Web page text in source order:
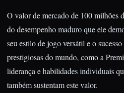
O valor de mercado de 100 milhões
do desempenho maduro que ele
seu estilo de jogo versátil e o
prestigiosas do mundo, como a
liderança e habilidades individuais
também sustentam este valor.